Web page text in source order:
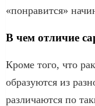
«понравится»
В чем отличие
Кроме того, что
образуются из
различаются по